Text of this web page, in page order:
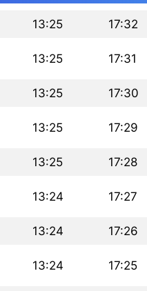
13:25 17:32
13:25 17:31
13:25 17:30
13:25 17:29
13:25 17:28
13:24 17:27
13:24 17:26
13:24 17:25